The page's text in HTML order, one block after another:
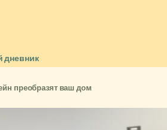
дневник
преобразят ваш дом